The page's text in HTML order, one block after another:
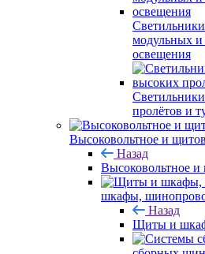
модульных и
освещения
пролётов и
Высоковольтное и
Назад
Высоковольтное и
шкафы,
Назад
Щиты и